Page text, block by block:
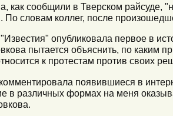
как сообщили в Тверском райсуде,
По словам коллег, после
опубликовала первое в
пытается объяснить, по каким
к протестам против своих
появившиеся в
в различных формах на меня